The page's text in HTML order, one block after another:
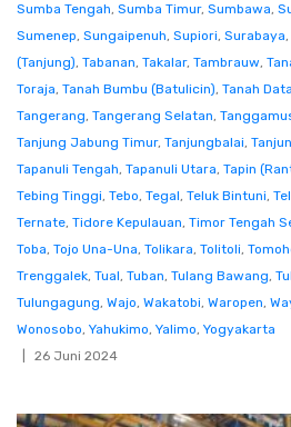
Sumba Tengah, Sumba Timur, Sumbawa,
Sumenep, Sungaipenuh, Supiori, Surabaya,
(Tanjung), Tabanan, Takalar, Tambrauw,
Toraja, Tanah Bumbu (Batulicin), Tanah
Tangerang, Tangerang Selatan,
Tanjung Jabung Timur, Tanjungbalai,
Tapanuli Tengah, Tapanuli Utara, Tapin
Tebing Tinggi, Tebo, Tegal, Teluk Bintuni,
Ternate, Tidore Kepulauan, Timor Tengah
Toba, Tojo Una-Una, Tolikara, Tolitoli,
Trenggalek, Tual, Tuban, Tulang Bawang,
Tulungagung, Wajo, Wakatobi, Waropen,
Wonosobo, Yahukimo, Yalimo, Yogyakarta
26 Juni 2024